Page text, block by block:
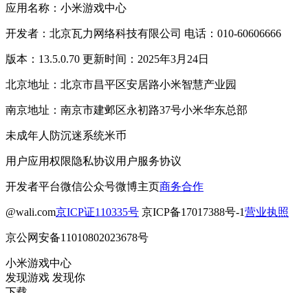
应用名称：小米游戏中心
开发者：北京瓦力网络科技有限公司 电话：010-60606666
版本：13.5.0.70 更新时间：2025年3月24日
北京地址：北京市昌平区安居路小米智慧产业园
南京地址：南京市建邺区永初路37号小米华东总部
未成年人防沉迷系统米币
用户应用权限隐私协议用户服务协议
开发者平台微信公众号微博主页商务合作
@wali.com京ICP证110335号 京ICP备17017388号-1营业执照
京公网安备11010802023678号
小米游戏中心
发现游戏 发现你